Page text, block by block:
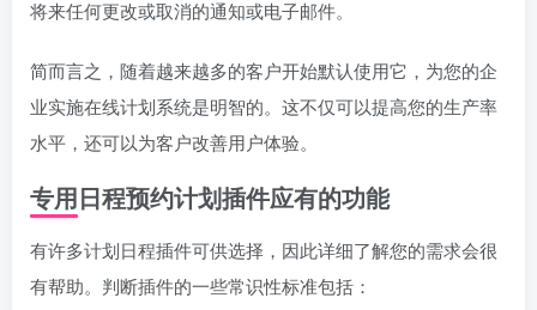
将来任何更改或取消的通知或电子邮件。
简而言之，随着越来越多的客户开始默认使用它，为您的企
业实施在线计划系统是明智的。这不仅可以提高您的生产率
水平，还可以为客户改善用户体验。
专用日程预约计划插件应有的功能
有许多计划日程插件可供选择，因此详细了解您的需求会很
有帮助。判断插件的一些常识性标准包括：